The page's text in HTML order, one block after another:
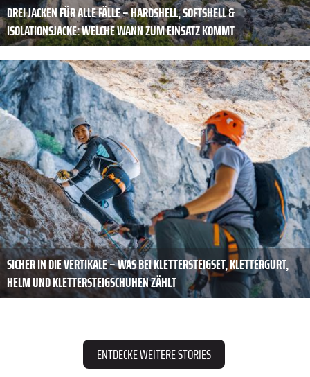
DREI JACKEN FÜR ALLE FÄLLE – HARDSHELL, SOFTSHELL &
ISOLATIONSJACKE: WELCHE WANN ZUM EINSATZ KOMMT
SICHER IN DIE VERTIKALE – WAS BEI KLETTERSTEIGSET, KLETTERGURT,
HELM UND KLETTERSTEIGSCHUHEN ZÄHLT
ENTDECKE WEITERE STORIES